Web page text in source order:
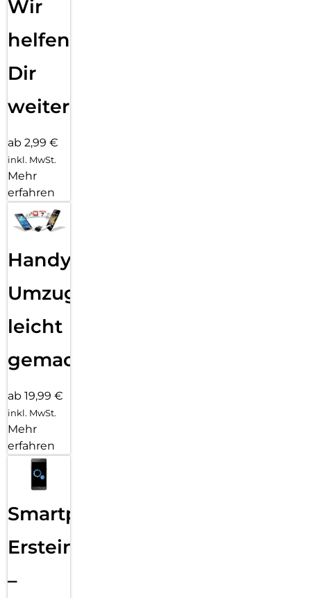
Wir
helfen
Dir
weiter
ab 2,99 €
inkl. MwSt.
Mehr
erfahren
Handy
Umzug
leicht
gemacht!
ab 19,99 €
inkl. MwSt.
Mehr
erfahren
Smartphone
Ersteinrichtung
–